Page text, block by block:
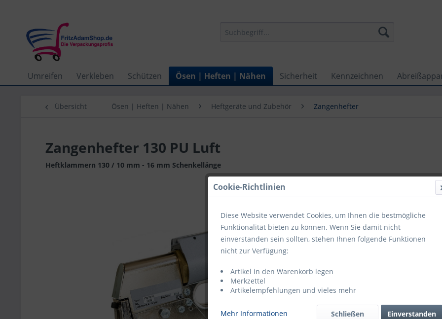
Umreifen Verkleben Schützen Ösen | Heften | Nähen Sicherheit Kennzeichnen
Übersicht Ösen | Heften | Nähen Heftgeräte und Zubehör Zangenhefter
Zangenhefter 130 PU Luft
Heftklammern 130 / 10 mm - 16 mm Schenkellänge
Preise zzgl.
Lieferzeit
Artikel
Cookie-Richtlinien
Diese Website verwendet Cookies, um Ihnen die bestmögliche
Funktionalität bieten zu können. Wenn Sie damit nicht
einverstanden sein sollten, stehen Ihnen folgende Funktionen
nicht zur Verfügung:
Artikel in den Warenkorb legen
Merkzettel
Artikelempfehlungen und vieles mehr
Mehr Informationen Einverstanden
Schließen